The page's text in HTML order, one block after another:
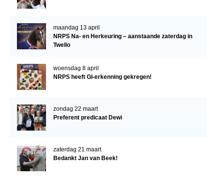
maandag 13 april
NRPS Na- en Herkeuring – aanstaande zaterdag in
Twello
woensdag 8 april
NRPS heeft GI-erkenning gekregen!
zondag 22 maart
Preferent predicaat Dewi
zaterdag 21 maart
Bedankt Jan van Beek!